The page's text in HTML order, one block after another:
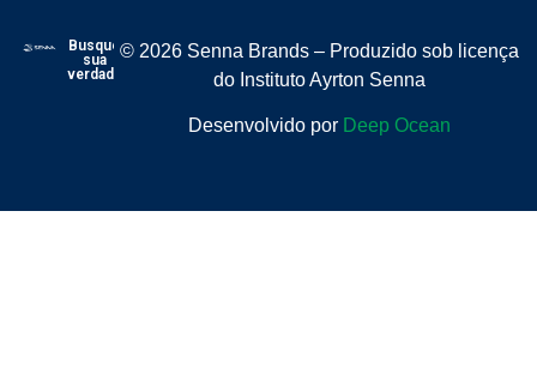
© 2026 Senna Brands – Produzido sob licença
do Instituto Ayrton Senna
Desenvolvido por Deep Ocean
Busque
sua
verdade